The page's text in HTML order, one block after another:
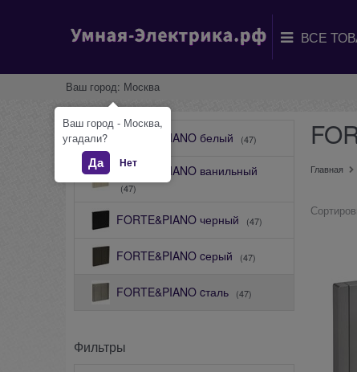
Ваш город: Москва
FORTE&PIANO белый (47)
FORTE&PIANO ванильный
(47)
FORTE&PIANO черный (47)
FORTE&PIANO cерый (47)
FORTE&PIANO cталь (47)
Фильтры
Главная
Ваш город - Москва,
угадали?
Да Нет